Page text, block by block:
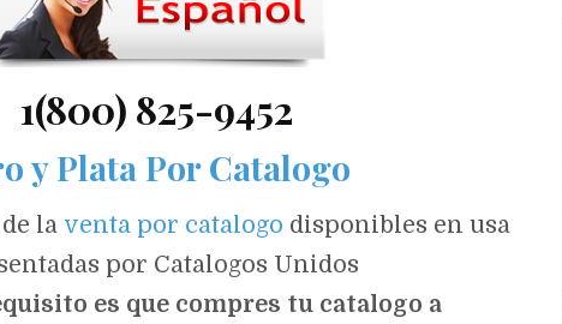
1(800) 825-9452
y Plata Por Catalogo
la venta por catalogo disponibles en usa
por Catalogos Unidos
es que compres tu catalogo a